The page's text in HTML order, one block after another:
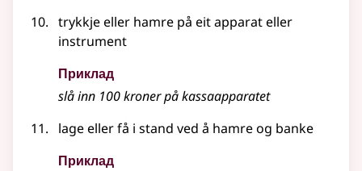
trykkje eller hamre på eit apparat eller
instrument
Приклад
slå inn 100 kroner på kassaapparatet
lage eller få i stand ved å hamre og banke
Приклад